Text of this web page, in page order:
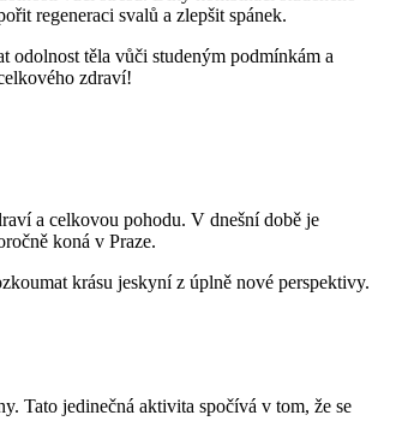
regeneraci svalů a zlepšit spánek.
odolnost těla vůči studeným podmínkám a
zdraví!
a celkovou pohodu. V dnešní době je
koná v Praze.
krásu jeskyní z úplně nové perspektivy.
Tato jedinečná aktivita spočívá v tom, že se